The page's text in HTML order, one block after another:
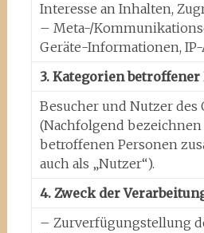
Interesse an Inhalten,
– Meta-/
Geräte-Informationen, IP-
3. Kategorien betroffener
Besucher und Nutzer des
(Nachfolgend
betroffenen Personen
auch als „Nutzer“).
4. Zweck der
– Zurverfügungstellung